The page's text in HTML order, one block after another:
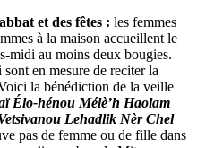
et des fêtes : les femmes
à la maison accueillent le
midi au moins deux bougies.
en mesure de reciter la
la bénédiction de la veille
Élo-hénou Mélè’h Haolam
Lehadlik Nèr Chel
pas de femme ou de fille dans